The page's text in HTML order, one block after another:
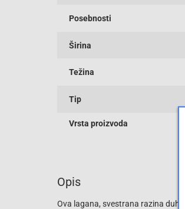
Posebnosti
Širina
Težina
Tip
Vrsta proizvoda
Opis
Ova lagana, svestrana razina